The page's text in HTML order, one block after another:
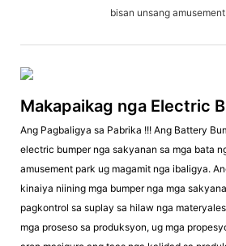
bisan unsang
Makapaikag nga Electric
Ang Pagbaligya sa Pabrika !!! Ang Battery
electric bumper nga sakyanan sa mga bata
amusement park ug magamit nga ibaligya.
kinaiya niining mga bumper nga mga
pagkontrol sa suplay sa hilaw nga
mga proseso sa produksyon, ug mga